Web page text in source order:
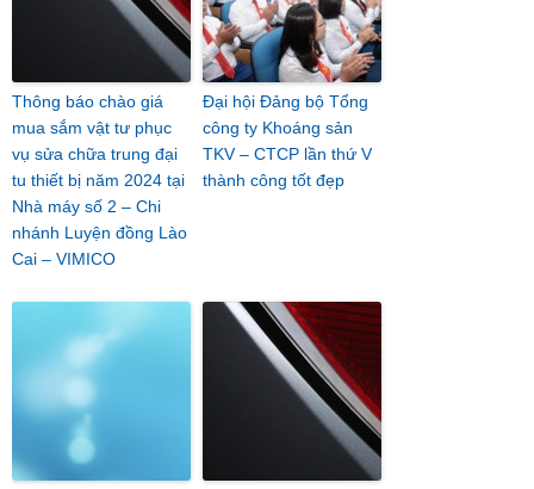
Thông báo chào giá
mua sắm vật tư phục
vụ sửa chữa trung đại
tu thiết bị năm 2024 tại
Nhà máy số 2 – Chi
nhánh Luyện đồng Lào
Cai – VIMICO
Đại hội Đảng bộ Tổng
công ty Khoáng sản
TKV – CTCP lần thứ V
thành công tốt đẹp